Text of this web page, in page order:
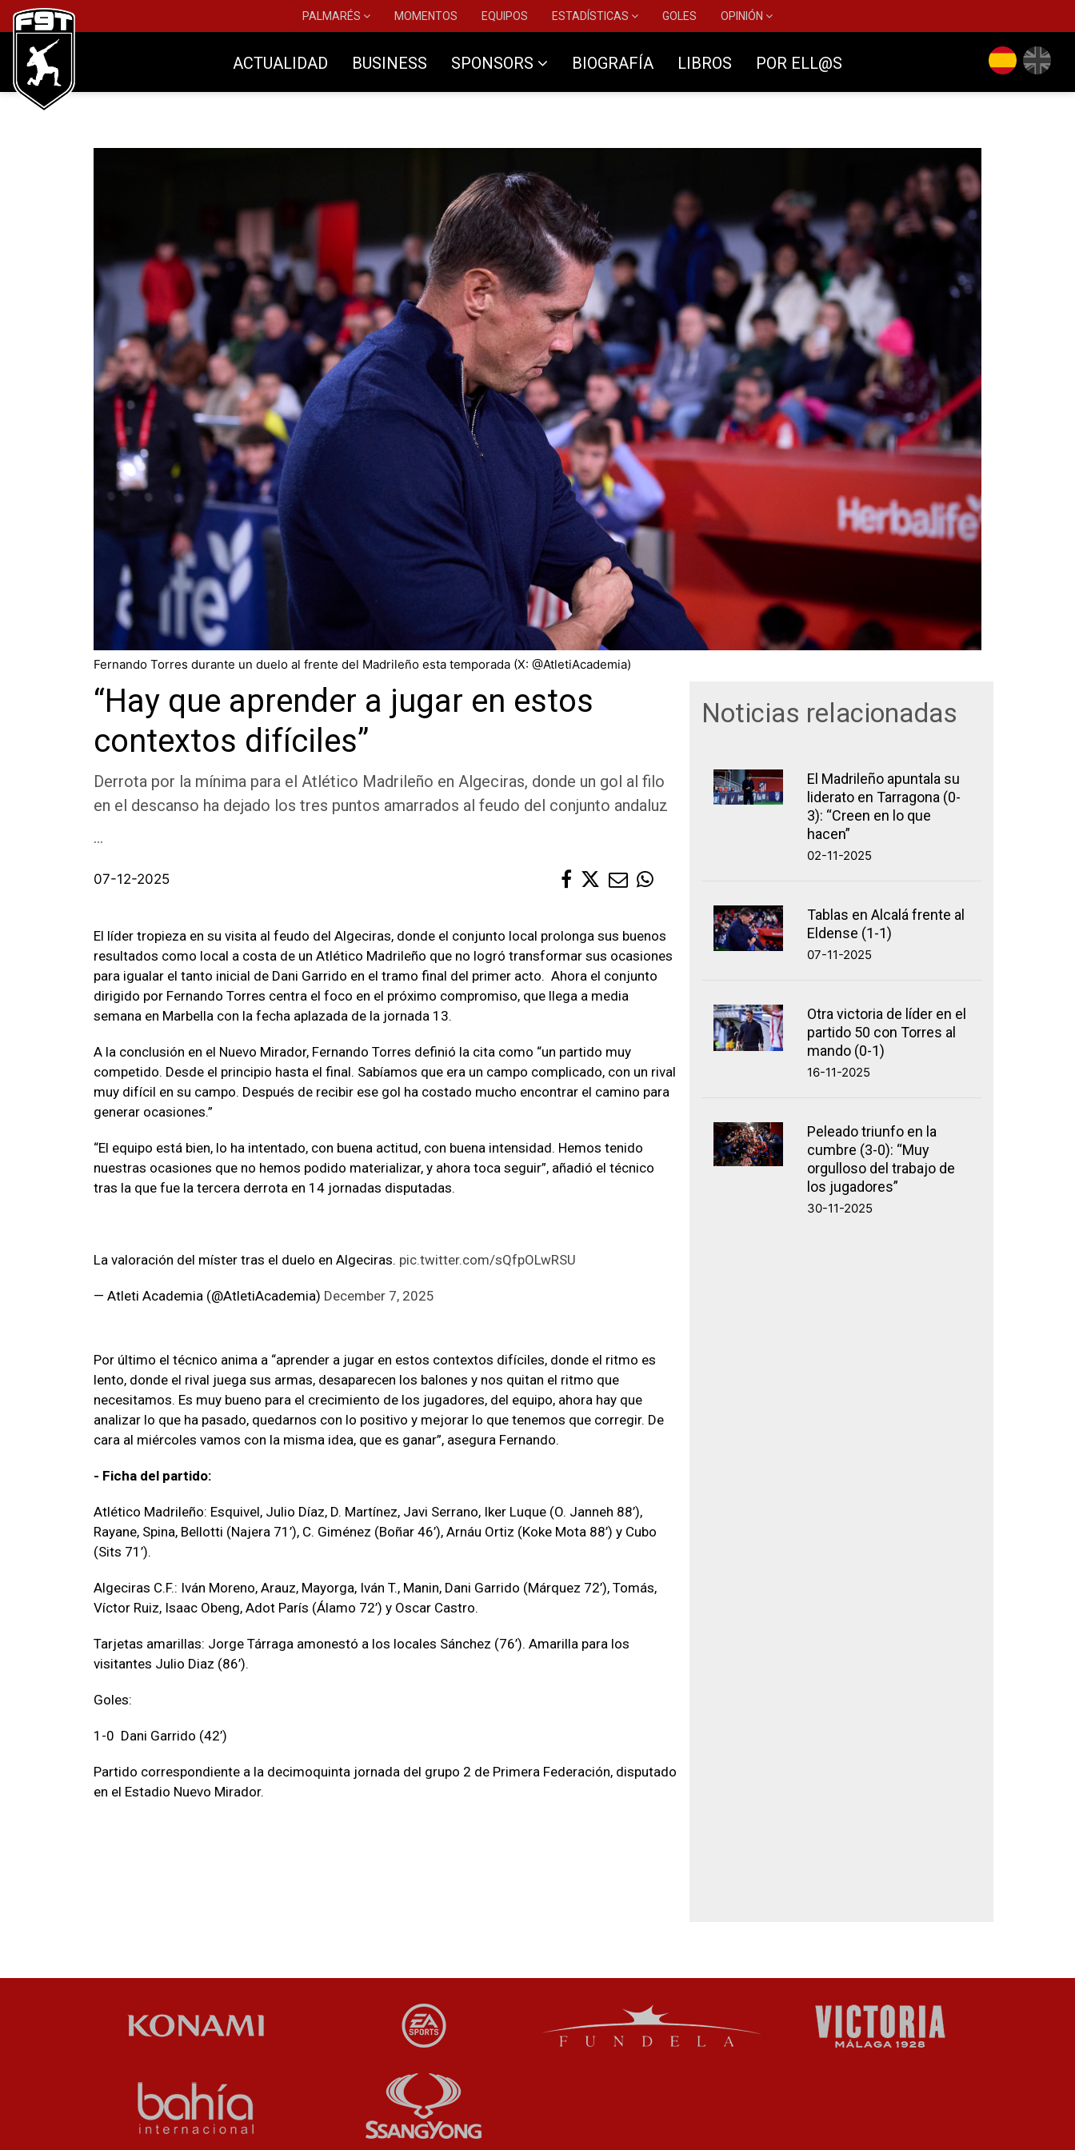
PALMARÉS MOMENTOS EQUIPOS ESTADÍSTICAS GOLES OPINIÓN
ACTUALIDAD BUSINESS SPONSORS BIOGRAFÍA LIBROS POR ELL@S
Fernando Torres durante un duelo al frente del Madrileño esta temporada (X: @AtletiAcademia)
“Hay que aprender a jugar en estos
contextos difíciles”
Derrota por la mínima para el Atlético Madrileño en Algeciras, donde un gol al filo
en el descanso ha dejado los tres puntos amarrados al feudo del conjunto andaluz
...
07-12-2025
El líder tropieza en su visita al feudo del Algeciras, donde el conjunto local prolonga sus buenos
resultados como local a costa de un Atlético Madrileño que no logró transformar sus ocasiones
para igualar el tanto inicial de Dani Garrido en el tramo final del primer acto. Ahora el conjunto
dirigido por Fernando Torres centra el foco en el próximo compromiso, que llega a media
semana en Marbella con la fecha aplazada de la jornada 13.
A la conclusión en el Nuevo Mirador, Fernando Torres definió la cita como “un partido muy
competido. Desde el principio hasta el final. Sabíamos que era un campo complicado, con un rival
muy difícil en su campo. Después de recibir ese gol ha costado mucho encontrar el camino para
generar ocasiones.”
“El equipo está bien, lo ha intentado, con buena actitud, con buena intensidad. Hemos tenido
nuestras ocasiones que no hemos podido materializar, y ahora toca seguir”, añadió el técnico
tras la que fue la tercera derrota en 14 jornadas disputadas.
La valoración del míster tras el duelo en Algeciras. pic.twitter.com/sQfpOLwRSU
— Atleti Academia (@AtletiAcademia) December 7, 2025
Por último el técnico anima a “aprender a jugar en estos contextos difíciles, donde el ritmo es
lento, donde el rival juega sus armas, desaparecen los balones y nos quitan el ritmo que
necesitamos. Es muy bueno para el crecimiento de los jugadores, del equipo, ahora hay que
analizar lo que ha pasado, quedarnos con lo positivo y mejorar lo que tenemos que corregir. De
cara al miércoles vamos con la misma idea, que es ganar”, asegura Fernando.
- Ficha del partido:
Atlético Madrileño: Esquivel, Julio Díaz, D. Martínez, Javi Serrano, Iker Luque (O. Janneh 88’),
Rayane, Spina, Bellotti (Najera 71’), C. Giménez (Boñar 46’), Arnáu Ortiz (Koke Mota 88’) y Cubo
(Sits 71’).
Algeciras C.F.: Iván Moreno, Arauz, Mayorga, Iván T., Manin, Dani Garrido (Márquez 72’), Tomás,
Víctor Ruiz, Isaac Obeng, Adot París (Álamo 72’) y Oscar Castro.
Tarjetas amarillas: Jorge Tárraga amonestó a los locales Sánchez (76’). Amarilla para los
visitantes Julio Diaz (86’).
Goles:
1-0 Dani Garrido (42’)
Partido correspondiente a la decimoquinta jornada del grupo 2 de Primera Federación, disputado
en el Estadio Nuevo Mirador.
Noticias relacionadas
El Madrileño apuntala su
liderato en Tarragona (0-
3): “Creen en lo que
hacen”
02-11-2025
Tablas en Alcalá frente al
Eldense (1-1)
07-11-2025
Otra victoria de líder en el
partido 50 con Torres al
mando (0-1)
16-11-2025
Peleado triunfo en la
cumbre (3-0): “Muy
orgulloso del trabajo de
los jugadores”
30-11-2025